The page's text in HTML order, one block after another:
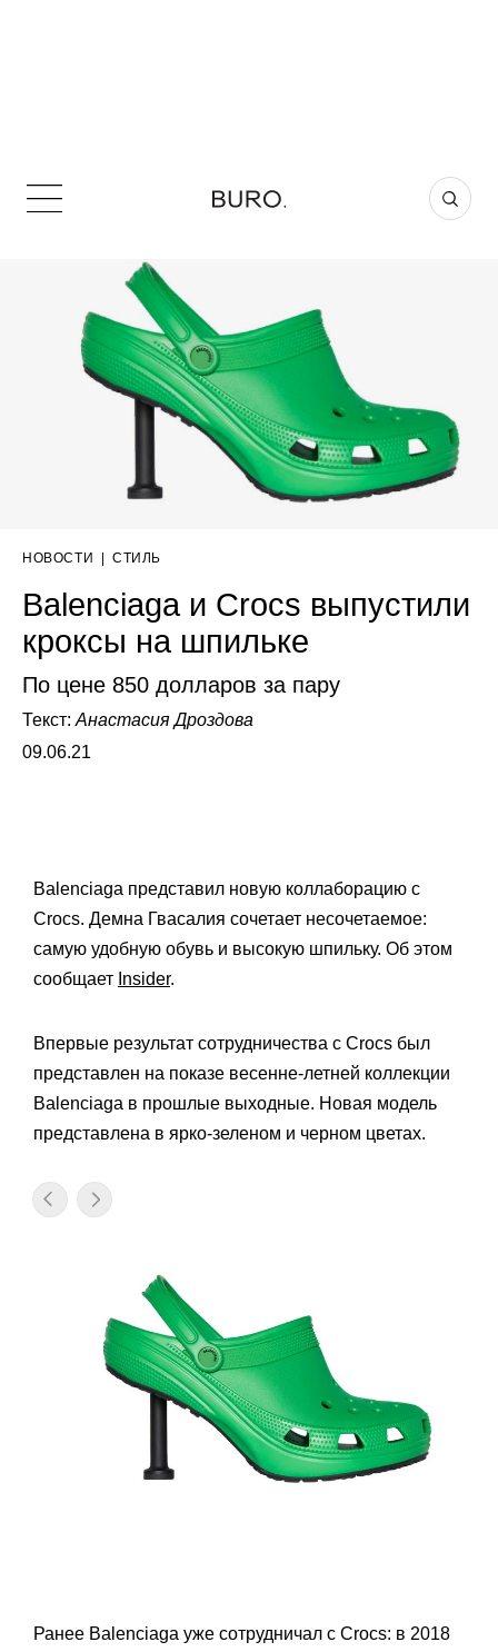
НОВОСТИ | СТИЛЬ
Balenciaga и Crocs выпустили
кроксы на шпильке
По цене 850 долларов за пару
Текст: Анастасия Дроздова
09.06.21
Balenciaga представил новую коллаборацию с
Crocs. Демна Гвасалия сочетает несочетаемое:
самую удобную обувь и высокую шпильку. Об этом
сообщает Insider.
Впервые результат сотрудничества с Crocs был
представлен на показе весенне-летней коллекции
Balenciaga в прошлые выходные. Новая модель
представлена в ярко-зеленом и черном цветах.
Ранее Balenciaga уже сотрудничал с Crocs: в 2018